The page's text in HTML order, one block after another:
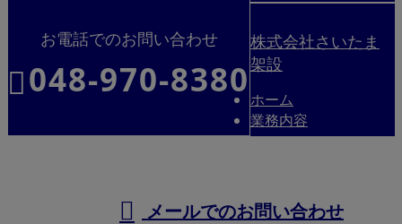
お電話でのお問い合わせ
048-970-8380
メールでのお問い合わせ
株式会社さいたま
架設
ホーム
業務内容